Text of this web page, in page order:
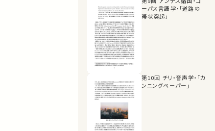
ーパス言語学・「道路の
帯状突起」
第10回 チリ・音声学・「カ
ンニングペーパー」